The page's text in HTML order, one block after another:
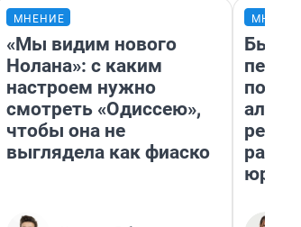
МНЕНИЕ
«Мы видим нового
Нолана»: с каким
настроем нужно
смотреть «Одиссею»,
чтобы она не
выглядела как фиаско
Был